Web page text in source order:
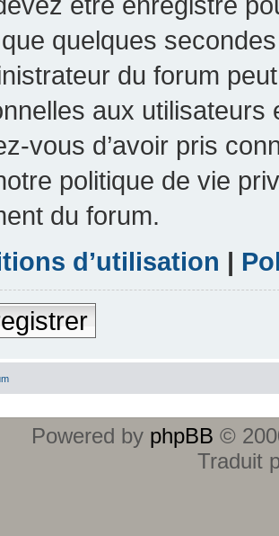
quelques
du forum
aux
vous d’avoir pris
politique de vie
du forum.
d’utilisation |
Powered by phpBB ©
Traduit